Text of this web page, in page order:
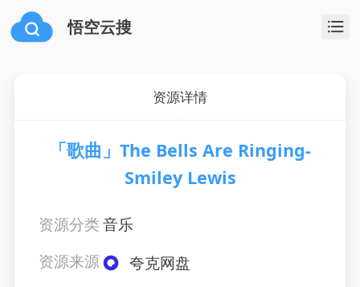
悟空云搜
资源详情
「歌曲」The Bells Are Ringing-
Smiley Lewis
资源分类音乐
资源来源
夸克网盘